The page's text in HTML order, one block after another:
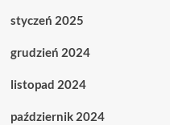
styczeń 2025
grudzień 2024
listopad 2024
październik 2024